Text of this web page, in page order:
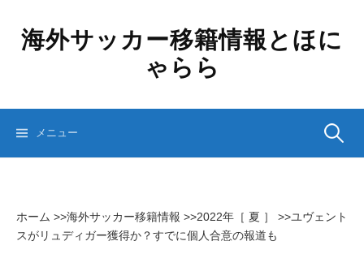
ッ
海外サッカー移籍情報とほに
ゃらら
メニュー 検
ホーム >>海外サッカー移籍情報 >>2022年［ 夏 ］ >>ユヴェント
スがリュディガー獲得か？すでに個人合意の報道も